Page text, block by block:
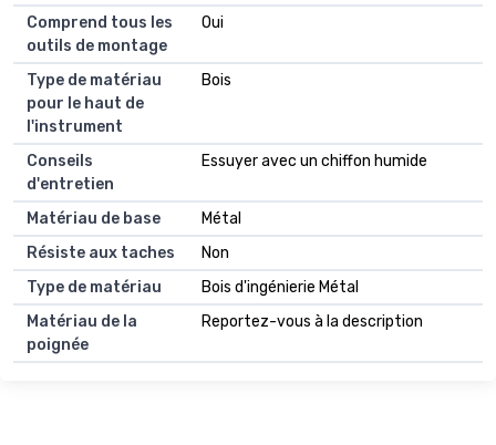
Comprend tous les
outils de montage
Oui
Type de matériau
pour le haut de
l'instrument
Bois
Conseils
d'entretien
Essuyer avec un chiffon humide
Matériau de base
Métal
Résiste aux taches
Non
Type de matériau
Bois d'ingénierie Métal
Matériau de la
poignée
Reportez-vous à la description